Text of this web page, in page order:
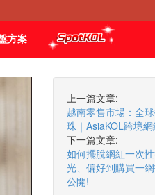
方案
上一篇文章:
越南零售市場：全
珠｜AsiaKOL跨境
下一篇文章:
如何擺脫網紅一次
光、偏好到購買一
公開!